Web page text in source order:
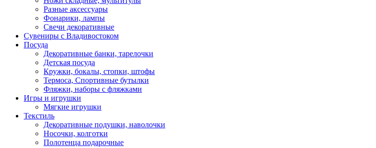
Разные аксессуары
Фонарики, лампы
Свечи декоративные
Сувениры с Владивостоком
Посуда
Декоративные банки, тарелочки
Детская посуда
Кружки, бокалы, стопки, штофы
Термоса, Спортивные бутылки
Фляжки, наборы с фляжками
Игры и игрушки
Мягкие игрушки
Текстиль
Декоративные подушки, наволочки
Носочки, колготки
Полотенца подарочные